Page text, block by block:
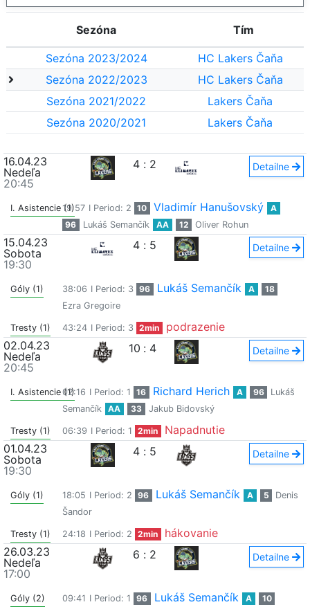
Sezóna Tím
Sezóna 2023/2024
HC Lakers Čaňa
Sezóna 2022/2023
HC Lakers Čaňa
Sezóna 2021/2022
Lakers Čaňa
Sezóna 2020/2021
Lakers Čaňa
16.04.23
Nedeľa
20:45
4 : 2 Detailne
I. Asistencie (1)19:57 I Period: 2 10 Vladimír Hanušovský
A
96
Lukáš Semančík AA 12 Oliver Rohun
15.04.23
Sobota
19:30
4 : 5 Detailne
Góly (1) 38:06 I Period: 3 96 Lukáš Semančík A
18
Ezra Gregoire
Tresty (1) 43:24 I Period: 3 2min
podrazenie
02.04.23
Nedeľa
20:45
10 : 4 Detailne
I. Asistencie (1)02:16 I Period: 1 16 Richard Herich A 96
Lukáš
Semančík
AA 33 Jakub Bidovský
Tresty (1) 06:39 I Period: 1 2min
Napadnutie
01.04.23
Sobota
19:30
4 : 5 Detailne
Góly (1) 18:05 I Period: 2 96 Lukáš Semančík A 5
Denis
Šandor
Tresty (1) 24:18 I Period: 2 2min
hákovanie
26.03.23
Nedeľa
17:00
6 : 2 Detailne
Góly (2) 09:41 I Period: 1 96 Lukáš Semančík A
10